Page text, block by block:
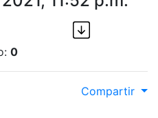
0
Compartir